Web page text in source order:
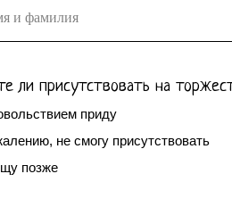
и фамилия
ли присутствовать на
приду
не смогу присутствовать
позже